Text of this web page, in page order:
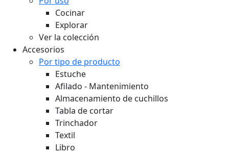
Cocinar
Explorar
Ver la colección
Accesorios
Por tipo de producto
Estuche
Afilado - Mantenimiento
Almacenamiento de cuchillos
Tabla de cortar
Trinchador
Textil
Libro